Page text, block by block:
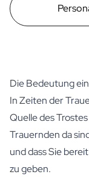
Die Bedeutung
In Zeiten der
Quelle des
Trauernden da
und dass Sie
zu geben.